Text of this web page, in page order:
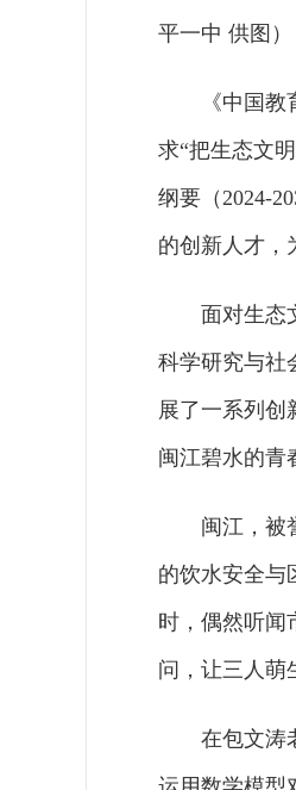
平一中 供图）
《中国
求“把生态文
纲要（2024-
的创新人才，
面对生态
科学研究与社
展了一系列创
闽江碧水的青
闽江，被
的饮水安全与
时，偶然听闻
问，让三人萌
在包文涛